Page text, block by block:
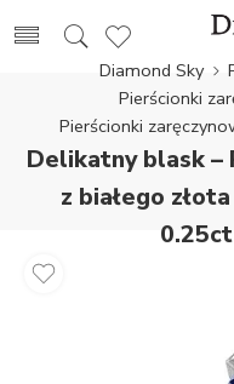
Diamond Sky
Pierścionki
Pierścionki
Delikatny blask –
z białego